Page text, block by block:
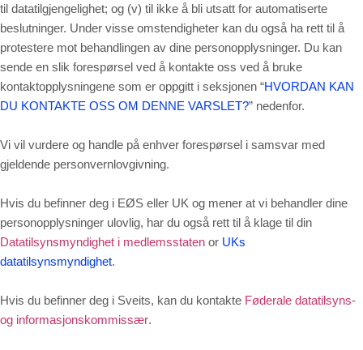
til datatilgjengelighet; og (v) til ikke å bli utsatt for automatiserte
beslutninger. Under visse omstendigheter kan du også ha rett til å
protestere mot behandlingen av dine personopplysninger. Du kan
sende en slik forespørsel ved å kontakte oss ved å bruke
kontaktopplysningene som er oppgitt i seksjonen “HVORDAN KAN
DU KONTAKTE OSS OM DENNE VARSLET?” nedenfor.
Vi vil vurdere og handle på enhver forespørsel i samsvar med
gjeldende personvernlovgivning.
Hvis du befinner deg i EØS eller UK og mener at vi behandler dine
personopplysninger ulovlig, har du også rett til å klage til din
Datatilsynsmyndighet i medlemsstaten or UKs
datatilsynsmyndighet.
Hvis du befinner deg i Sveits, kan du kontakte Føderale datatilsyns-
og informasjonskommissær.